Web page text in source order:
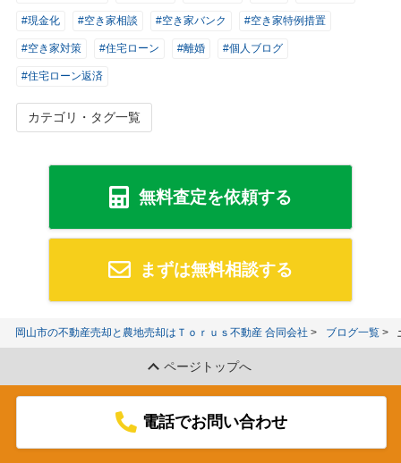
#現金化 #空き家相談 #空き家バンク #空き家特例措置
#空き家対策 #住宅ローン #離婚 #個人ブログ
#住宅ローン返済
カテゴリ・タグ一覧
無料査定を依頼する
まずは無料相談する
岡山市の不動産売却と農地売却はＴｏｒｕｓ不動産 合同会社 ブログ一覧
ページトップへ
電話でお問い合わせ